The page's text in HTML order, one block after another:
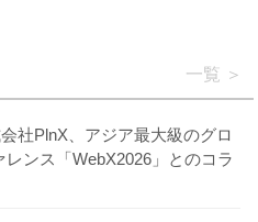
一覧
社PlnX、アジア最大級のグロ
ンス「WebX2026」とのコラ